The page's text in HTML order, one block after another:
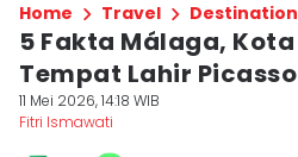
Home Travel Destination
5 Fakta Málaga,
Tempat Lahir Picasso
11 Mei 2026, 14:18 WIB
Fitri Ismawati